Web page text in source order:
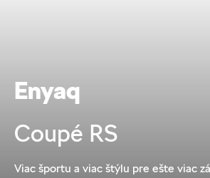
Enyaq
Coupé RS
Viac športu a viac štýlu pre ešte viac